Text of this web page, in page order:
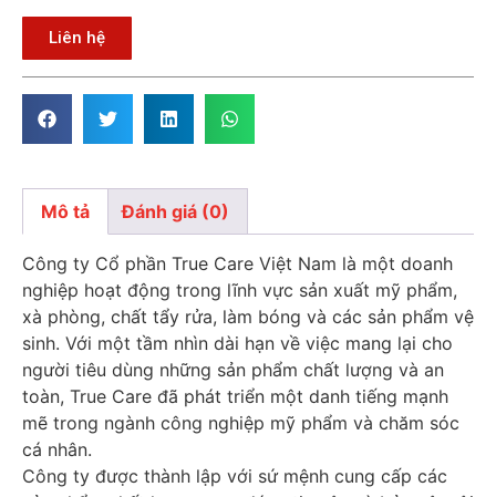
Liên hệ
Mô tả Đánh giá (0)
Mô tả
Công ty Cổ phần True Care Việt Nam là một doanh
nghiệp hoạt động trong lĩnh vực sản xuất mỹ phẩm,
xà phòng, chất tẩy rửa, làm bóng và các sản phẩm vệ
sinh. Với một tầm nhìn dài hạn về việc mang lại cho
người tiêu dùng những sản phẩm chất lượng và an
toàn, True Care đã phát triển một danh tiếng mạnh
mẽ trong ngành công nghiệp mỹ phẩm và chăm sóc
cá nhân.
Công ty được thành lập với sứ mệnh cung cấp các